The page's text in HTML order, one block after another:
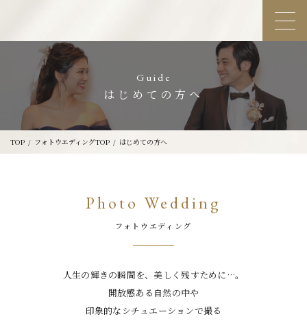
Guide
はじめての方へ
TOP フォトウエディングTOP はじめての方へ
Photo Wedding
フォトウエディング
人生の輝きの瞬間を、美しく残すために…。
開放感ある自然の中や
印象的なシチュエーションで撮る